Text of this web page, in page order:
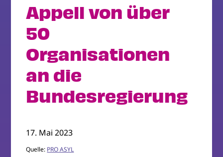
Appell von über
50
Organisationen
an die
Bundesregierung
17. Mai 2023
Quelle: PRO ASYL